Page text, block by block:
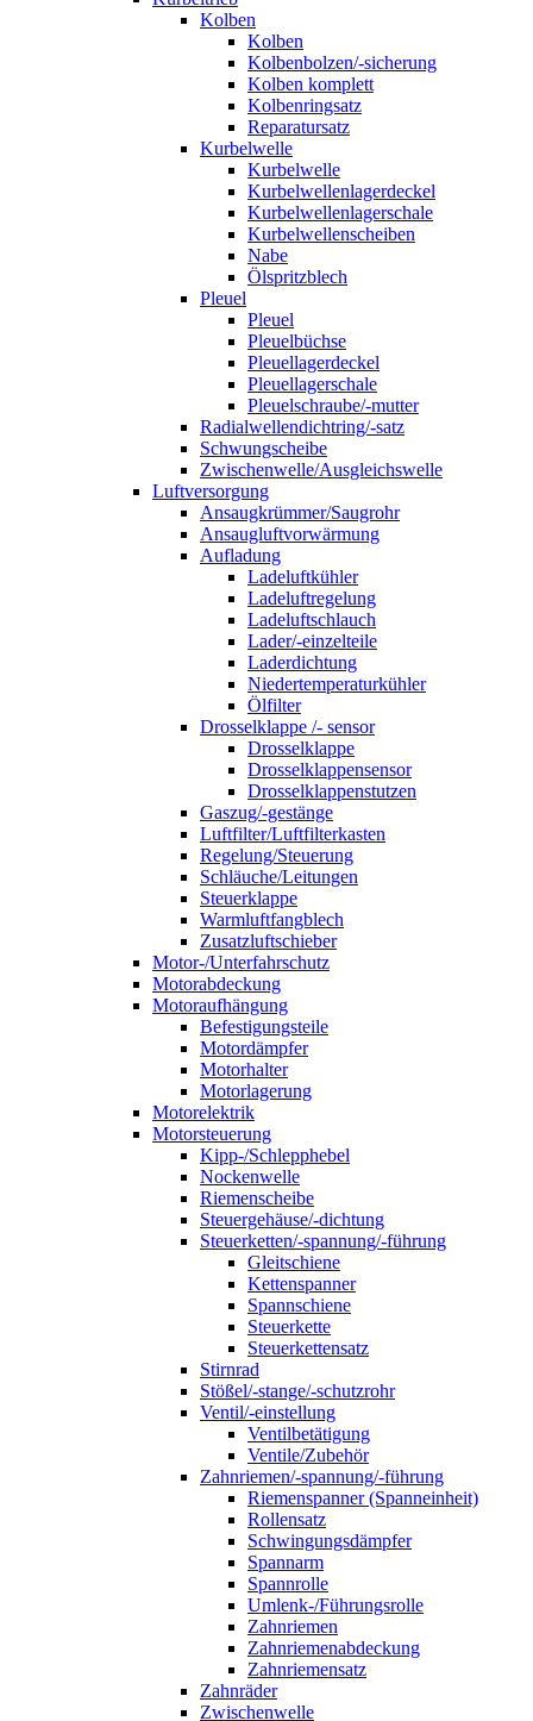
Kolben
Kolben
Kolbenbolzen/-sicherung
Kolben komplett
Kolbenringsatz
Reparatursatz
Kurbelwelle
Kurbelwelle
Kurbelwellenlagerdeckel
Kurbelwellenlagerschale
Kurbelwellenscheiben
Nabe
Ölspritzblech
Pleuel
Pleuel
Pleuelbüchse
Pleuellagerdeckel
Pleuellagerschale
Pleuelschraube/-mutter
Radialwellendichtring/-satz
Schwungscheibe
Zwischenwelle/Ausgleichswelle
Luftversorgung
Ansaugkrümmer/Saugrohr
Ansaugluftvorwärmung
Aufladung
Ladeluftkühler
Ladeluftregelung
Ladeluftschlauch
Lader/-einzelteile
Laderdichtung
Niedertemperaturkühler
Ölfilter
Drosselklappe /- sensor
Drosselklappe
Drosselklappensensor
Drosselklappenstutzen
Gaszug/-gestänge
Luftfilter/Luftfilterkasten
Regelung/Steuerung
Schläuche/Leitungen
Steuerklappe
Warmluftfangblech
Zusatzluftschieber
Motor-/Unterfahrschutz
Motorabdeckung
Motoraufhängung
Befestigungsteile
Motordämpfer
Motorhalter
Motorlagerung
Motorelektrik
Motorsteuerung
Kipp-/Schlepphebel
Nockenwelle
Riemenscheibe
Steuergehäuse/-dichtung
Steuerketten/-spannung/-führung
Gleitschiene
Kettenspanner
Spannschiene
Steuerkette
Steuerkettensatz
Stirnrad
Stößel/-stange/-schutzrohr
Ventil/-einstellung
Ventilbetätigung
Ventile/Zubehör
Zahnriemen/-spannung/-führung
Riemenspanner (Spanneinheit)
Rollensatz
Schwingungsdämpfer
Spannarm
Spannrolle
Umlenk-/Führungsrolle
Zahnriemen
Zahnriemenabdeckung
Zahnriemensatz
Zahnräder
Zwischenwelle